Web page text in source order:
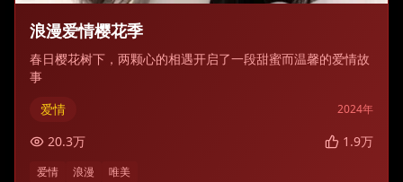
浪漫爱情樱花季
春日樱花树下，两颗心的相遇开启了一段甜蜜而温馨的爱情故
事
爱情
2024年
20.3万 1.9万
爱情 浪漫 唯美